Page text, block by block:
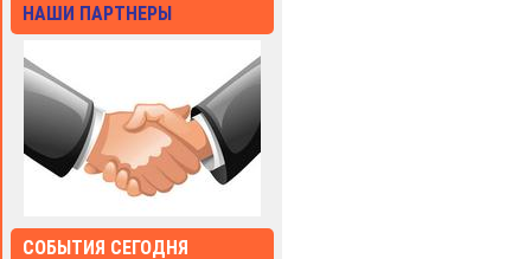
НАШИ ПАРТНЕРЫ
СОБЫТИЯ СЕГОДНЯ